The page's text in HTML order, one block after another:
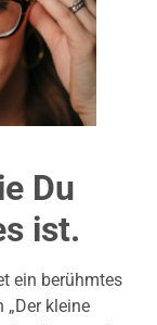
Du
ist.
ein berühmtes
kleine